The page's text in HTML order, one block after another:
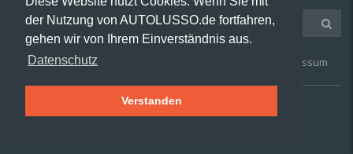
der Nutzung von AUTOLUSSO.de fortfahren,
gehen wir von Ihrem Einverständnis aus.
Datenschutz
Verstanden
Kontakt AGB Impressum
© 2019 AUTOLUSSO.de | Alle Rechte vorbehalten.